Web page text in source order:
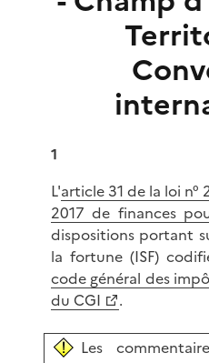
1
L'article 31 de la loi n°
2017 de finances
dispositions portant
la fortune (ISF)
code général des
du CGI
.
Les